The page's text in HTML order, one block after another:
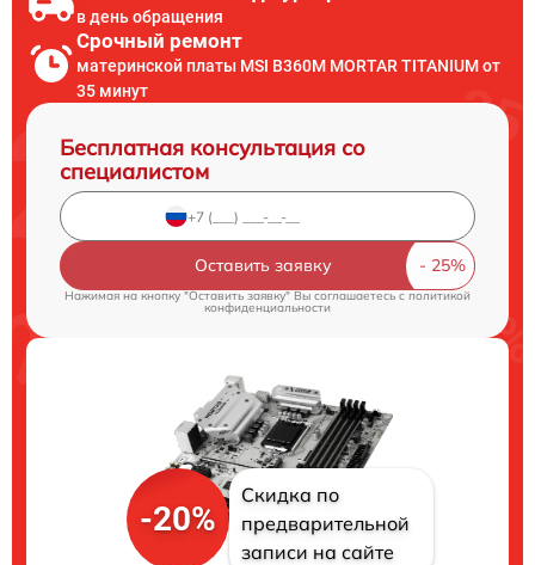
в день обращения
Срочный ремонт
материнской платы MSI B360M MORTAR TITANIUM от
35 минут
Бесплатная консультация со
специалистом
Оставить заявку
Нажимая на кнопку "Оставить заявку" Вы соглашаетесь cполитикой
конфиденциальности
-20%
Скидка по
предварительной
записи на сайте